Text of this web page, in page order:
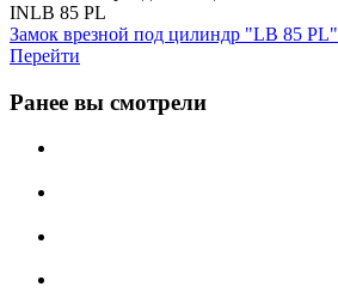
INLB 85 PL
Замок врезной под цилиндр "LB 85 PL"
Перейти
Ранее вы смотрели